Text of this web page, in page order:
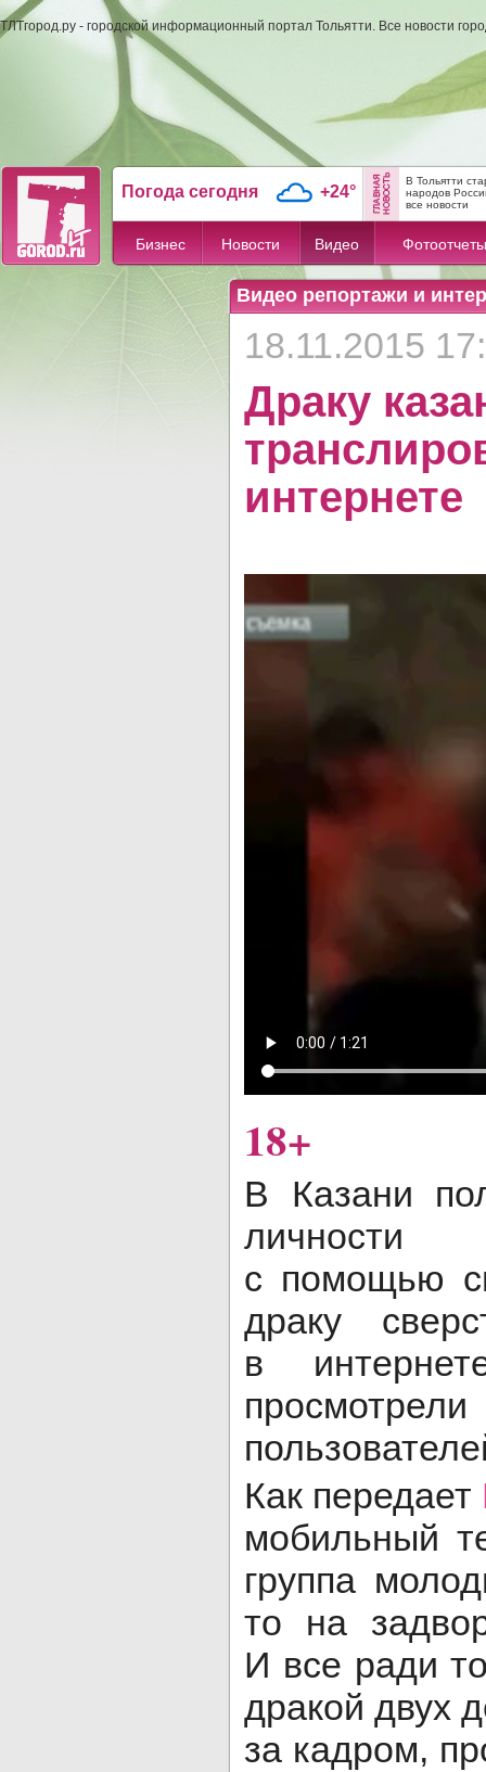
ТЛТгород.ру - городской информационный портал Тольятти. Все новости
Погода сегодня +24°
В Тольятти
народов
все новости
Бизнес Новости Видео Фотоотчеты
Видео репортажи и
18.11.2015
Драку
интернете
18+
В Казани
личности
с помощью
драку
в
Как передает
мобильный
группа
то на
И все ради
дракой двух
за кадром,